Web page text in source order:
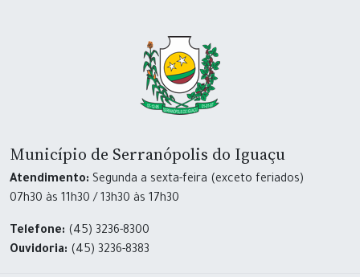
Município de Serranópolis do Iguaçu
Atendimento: Segunda a sexta-feira (exceto feriados)
07h30 às 11h30 / 13h30 às 17h30
Telefone: (45) 3236-8300
Ouvidoria: (45) 3236-8383